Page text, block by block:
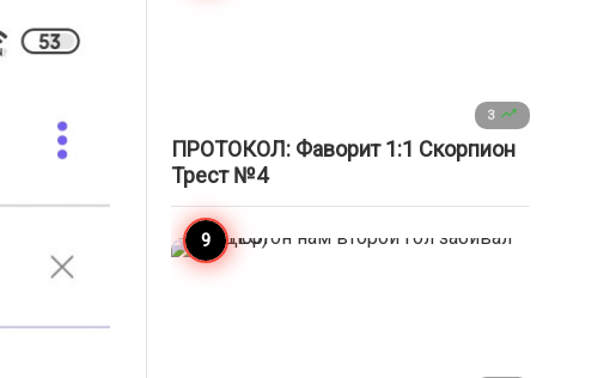
3 
ПРОТОКОЛ: Фаворит 1:1 Скорпион
Трест №4